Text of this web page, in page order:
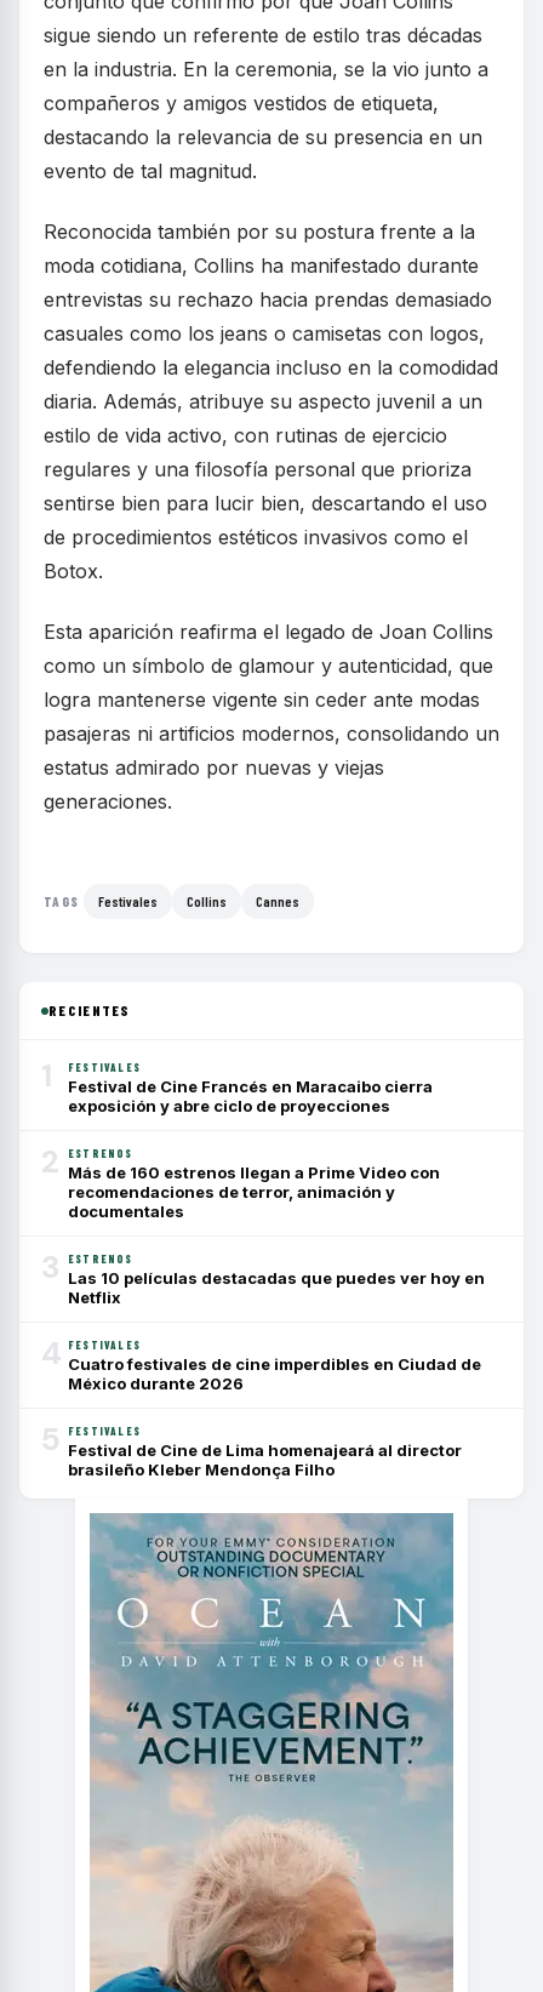
sigue siendo un referente de estilo tras décadas
en la industria. En la ceremonia, se la vio junto a
compañeros y amigos vestidos de etiqueta,
destacando la relevancia de su presencia en un
evento de tal magnitud.
Reconocida también por su postura frente a la
moda cotidiana, Collins ha manifestado durante
entrevistas su rechazo hacia prendas demasiado
casuales como los jeans o camisetas con logos,
defendiendo la elegancia incluso en la comodidad
diaria. Además, atribuye su aspecto juvenil a un
estilo de vida activo, con rutinas de ejercicio
regulares y una filosofía personal que prioriza
sentirse bien para lucir bien, descartando el uso
de procedimientos estéticos invasivos como el
Botox.
Esta aparición reafirma el legado de Joan Collins
como un símbolo de glamour y autenticidad, que
logra mantenerse vigente sin ceder ante modas
pasajeras ni artificios modernos, consolidando un
estatus admirado por nuevas y viejas
generaciones.
TAGS Festivales Collins Cannes
RECIENTES
1 FESTIVALES
Festival de Cine Francés en Maracaibo cierra
exposición y abre ciclo de proyecciones
2 ESTRENOS
Más de 160 estrenos llegan a Prime Video con
recomendaciones de terror, animación y
documentales
3 ESTRENOS
Las 10 películas destacadas que puedes ver hoy en
Netflix
4 FESTIVALES
Cuatro festivales de cine imperdibles en Ciudad de
México durante 2026
5 FESTIVALES
Festival de Cine de Lima homenajeará al director
brasileño Kleber Mendonça Filho